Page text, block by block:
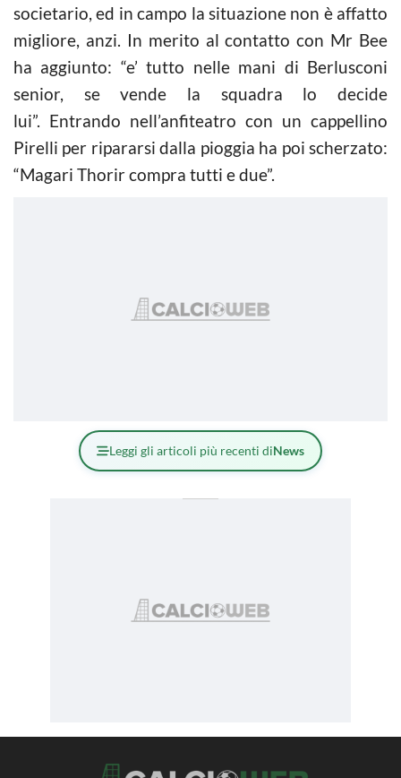
societario, ed in campo la situazione non è affatto
migliore, anzi. In merito al contatto con Mr Bee
ha aggiunto: “e’ tutto nelle mani di Berlusconi
senior, se vende la squadra lo decide
lui”. Entrando nell’anfiteatro con un cappellino
Pirelli per ripararsi dalla pioggia ha poi scherzato:
“Magari Thorir compra tutti e due”.
Leggi gli articoli più recenti diNews